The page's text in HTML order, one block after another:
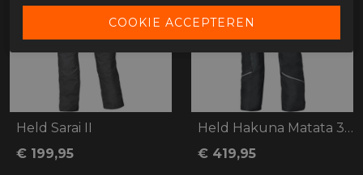
Held Sarai II
€ 199,95
Held Hakuna Matata 3 Base
€ 419,95